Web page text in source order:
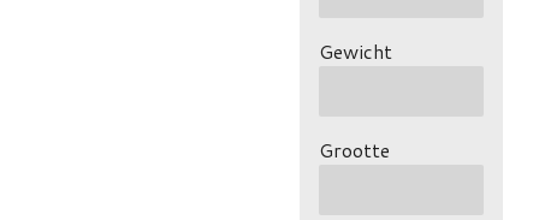
Gewicht
Grootte